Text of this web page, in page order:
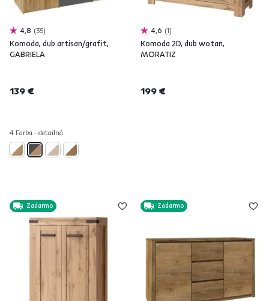
4,8 35
Komoda, dub artisan/grafit,
GABRIELA
139 €
4 Farba - detailná
4,6 1
Komoda 2D, dub wotan,
MORATIZ
199 €
Zadarmo Zadarmo